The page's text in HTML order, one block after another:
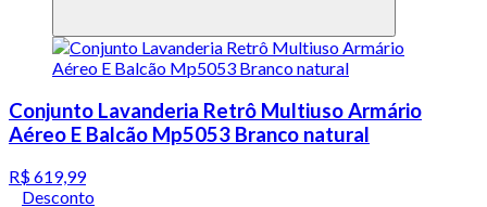
Conjunto Lavanderia Retrô Multiuso Armário
Aéreo E Balcão Mp5053 Branco natural
R$ 619,99
Desconto